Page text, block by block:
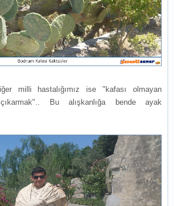
milli hastalığımız ise "kafası olmayan
Bu alışkanlığa bende ayak